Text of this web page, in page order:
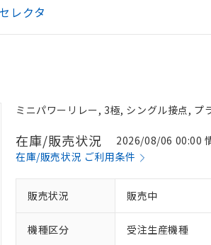
レクタ
ミニパワーリレー, 3極, シングル接点, プ
在庫/販売状況
2026/08/06 00:00
在庫/販売状況 ご利用条件
販売状況 販売中
機種区分 受注生産機種